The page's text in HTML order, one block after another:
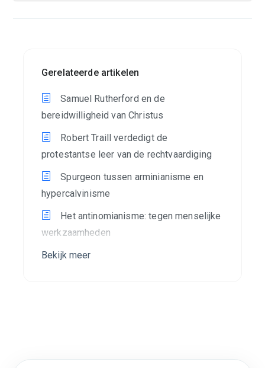
Gerelateerde artikelen
Samuel Rutherford en de
bereidwilligheid van Christus
Robert Traill verdedigt de
protestantse leer van de rechtvaardiging
Spurgeon tussen arminianisme en
hypercalvinisme
Het antinomianisme: tegen menselijke
werkzaamheden
Bekijk meer